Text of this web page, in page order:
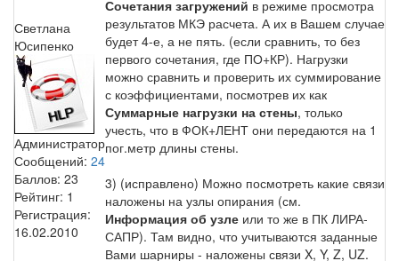
Светлана
Юсипенко
Администратор
Сообщений: 24
Баллов: 23
Рейтинг: 1
Регистрация:
16.02.2010
Сочетания загружений в режиме просмотра
результатов МКЭ расчета. А их в Вашем случае
будет 4-е, а не пять. (если сравнить, то без
первого сочетания, где ПО+КР). Нагрузки
можно сравнить и проверить их суммирование
с коэффициентами, посмотрев их как
Суммарные нагрузки на стены, только
учесть, что в ФОК+ЛЕНТ они передаются на 1
пог.метр длины стены.
3) (исправлено) Можно посмотреть какие связи
наложены на узлы опирания (см.
Информация об узле или то же в ПК ЛИРА-
САПР). Там видно, что учитываются заданные
Вами шарниры - наложены связи X, Y, Z, UZ.